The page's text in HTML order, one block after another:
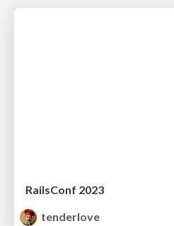
RailsConf 2023
tenderlove